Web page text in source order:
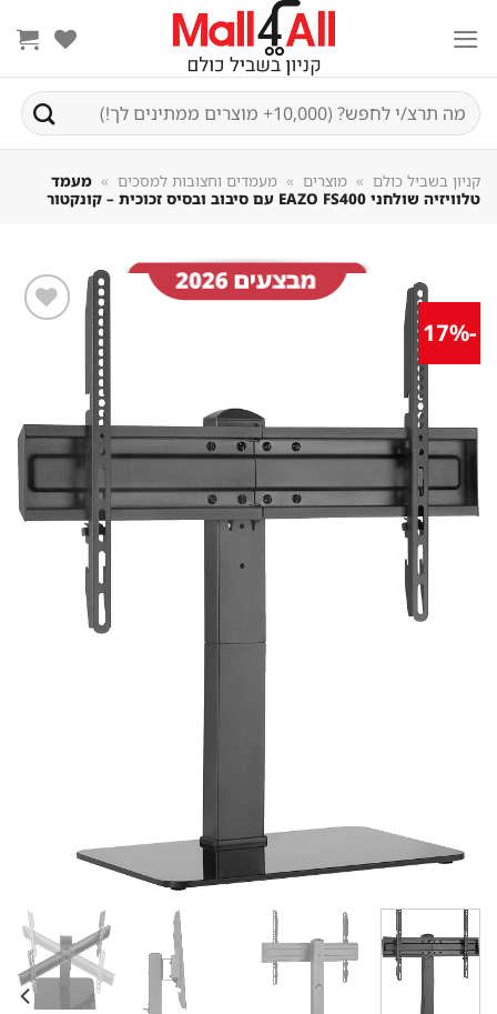
חיפוש
עבור:
קניון בשביל כולם מוצרים מעמדים וחצובות למסכים
מעמד
טלוויזיה שולחני EAZO FS400 עם סיבוב ובסיס זכוכית – קונקטור